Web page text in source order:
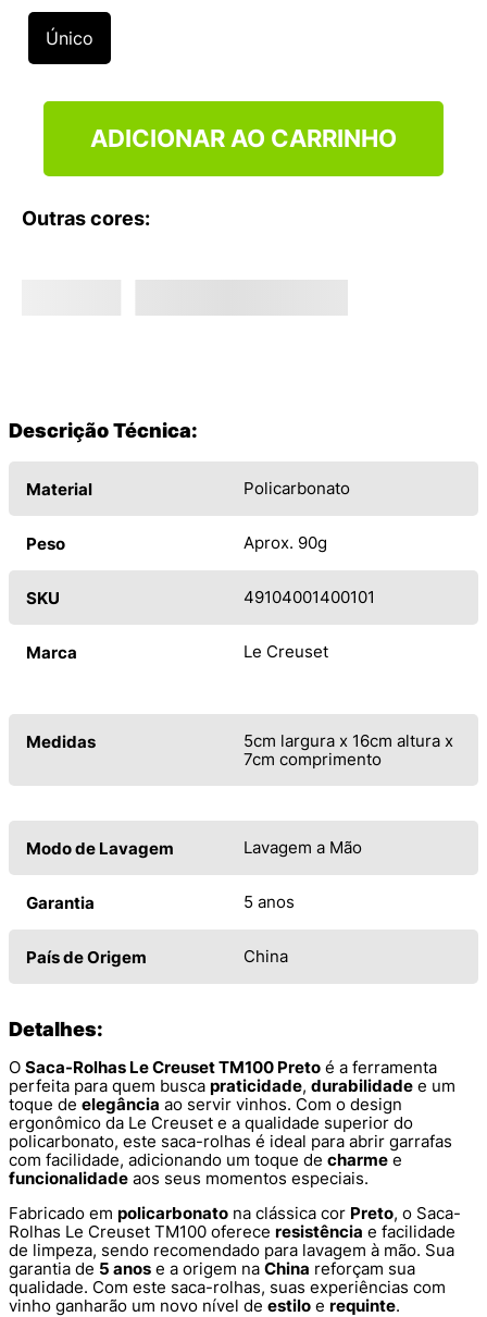
Único
ADICIONAR AO CARRINHO
Outras cores:
Descrição Técnica:
Material Policarbonato
Peso Aprox. 90g
SKU 49104001400101
Marca Le Creuset
Medidas
5cm largura x 16cm altura x
7cm comprimento
Modo de Lavagem Lavagem a Mão
Garantia 5 anos
País de Origem China
Detalhes:
O Saca-Rolhas Le Creuset TM100 Preto é a ferramenta
perfeita para quem busca praticidade, durabilidade e um
toque de elegância ao servir vinhos. Com o design
ergonômico da Le Creuset e a qualidade superior do
policarbonato, este saca-rolhas é ideal para abrir garrafas
com facilidade, adicionando um toque de charme e
funcionalidade aos seus momentos especiais.
Fabricado em policarbonato na clássica cor Preto, o Saca-
Rolhas Le Creuset TM100 oferece resistência e facilidade
de limpeza, sendo recomendado para lavagem à mão. Sua
garantia de 5 anos e a origem na China reforçam sua
qualidade. Com este saca-rolhas, suas experiências com
vinho ganharão um novo nível de estilo e requinte.
9º
NEW 530
10º VANS TÊNIS VANS ULTRARANGE